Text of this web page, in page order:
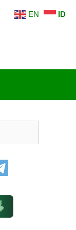
EN ID